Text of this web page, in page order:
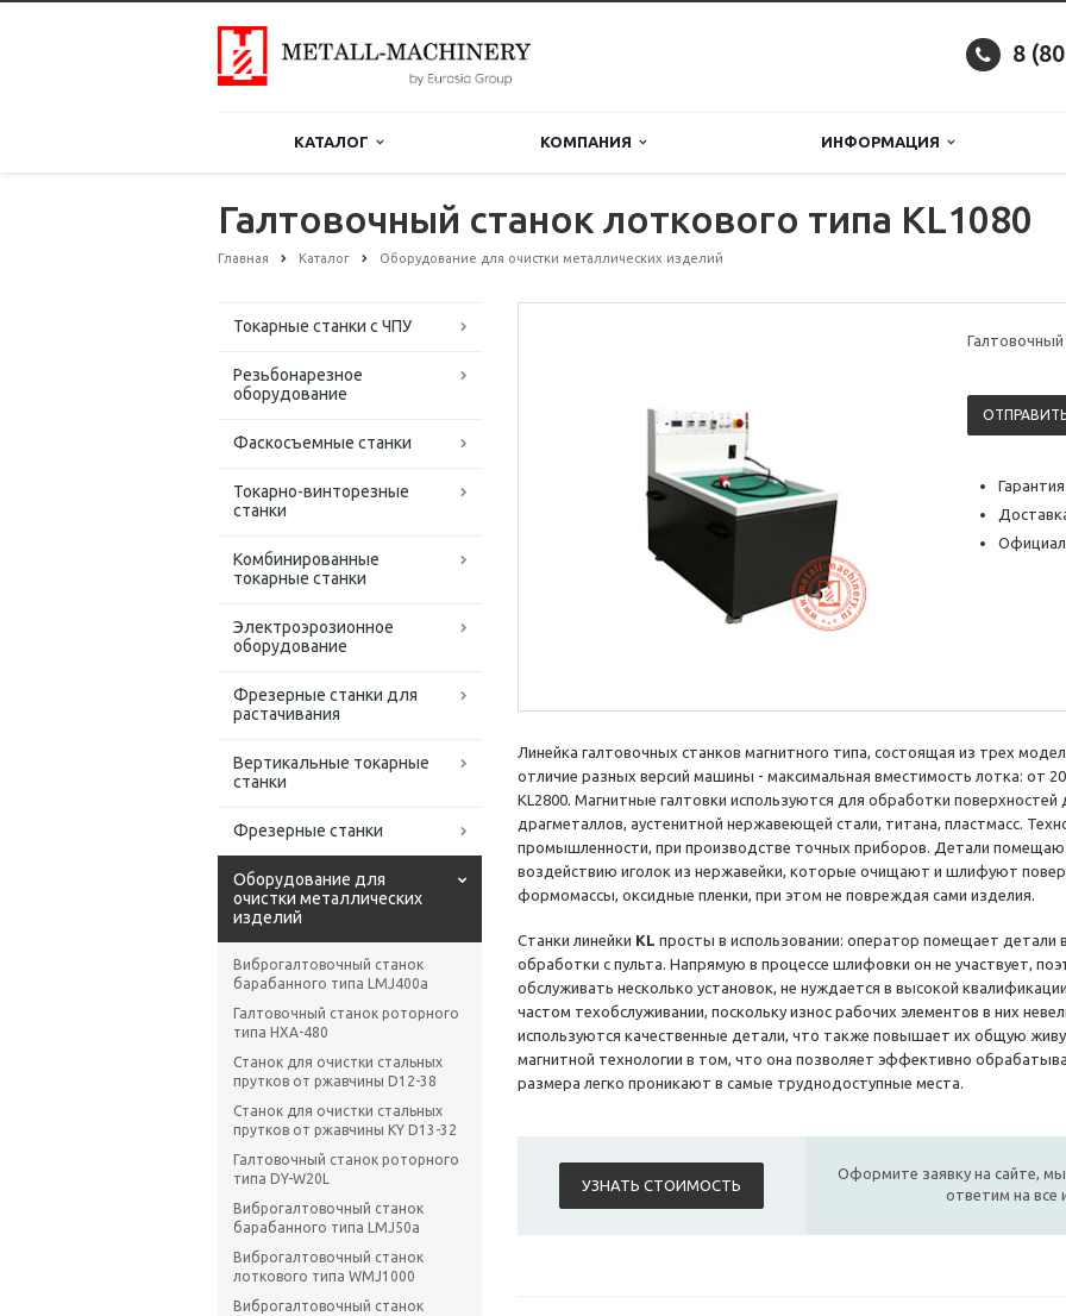
8
КАТАЛОГ КОМПАНИЯ ИНФОРМАЦИЯ
Галтовочный станок лоткового типа KL1080
Главная Каталог Оборудование для очистки металлических изделий
Токарные станки с ЧПУ
Резьбонарезное
оборудование
Фаскосъемные станки
Токарно-винторезные
станки
Комбинированные
токарные станки
Электроэрозионное
оборудование
Фрезерные станки для
растачивания
Вертикальные токарные
станки
Фрезерные станки
Оборудование для
очистки металлических
изделий
Виброгалтовочный станок
барабанного типа LMJ400a
Галтовочный станок роторного
типа HXA-480
Станок для очистки стальных
прутков от ржавчины D12-38
Станок для очистки стальных
прутков от ржавчины KY D13-32
Галтовочный станок роторного
типа DY-W20L
Виброгалтовочный станок
барабанного типа LMJ50a
Виброгалтовочный станок
лоткового типа WMJ1000
Виброгалтовочный станок
Галтовочный
Линейка галтовочных станков магнитного типа, состоящая из трех
отличие разных версий машины - максимальная вместимость лотка: от
KL2800. Магнитные галтовки используются для обработки
драгметаллов, аустенитной нержавеющей стали, титана, пластмасс.
промышленности, при производстве точных приборов. Детали
воздействию иголок из нержавейки, которые очищают и шлифуют
формомассы, оксидные пленки, при этом не повреждая сами изделия.
Станки линейки KL просты в использовании: оператор помещает детали
обработки с пульта. Напрямую в процессе шлифовки он не участвует,
обслуживать несколько установок, не нуждается в высокой
частом техобслуживании, поскольку износ рабочих элементов в них
используются качественные детали, что также повышает их общую
магнитной технологии в том, что она позволяет эффективно
размера легко проникают в самые труднодоступные места.
УЗНАТЬ СТОИМОСТЬ
Оформите заявку на сайте,
ответим на все